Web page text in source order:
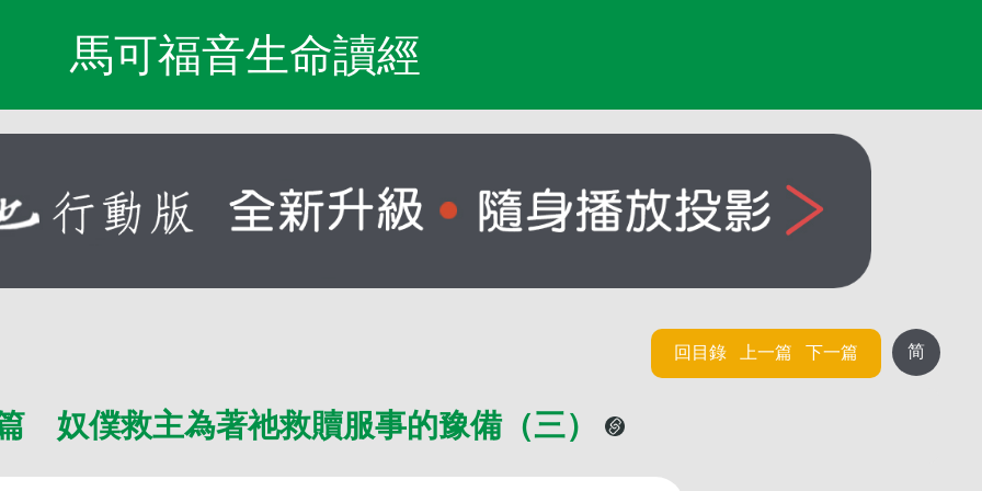
馬可福音生命讀經
简
回目錄 上一篇 下一篇
奴僕救主為著祂救贖服事的豫備（三）